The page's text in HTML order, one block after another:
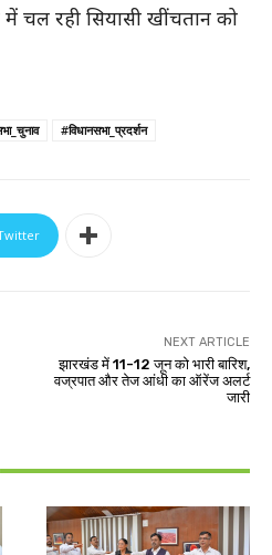
चल रही सियासी खींचतान को
#विधानसभा_प्रदर्शन
NEXT ARTICLE
झारखंड में 11-12 जून को भारी बारिश,
वज्रपात और तेज आंधी का ऑरेंज अलर्ट
जारी